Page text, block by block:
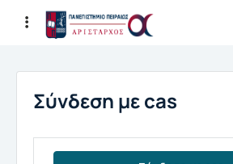
Σύνδεση
Σύνδεση με cas